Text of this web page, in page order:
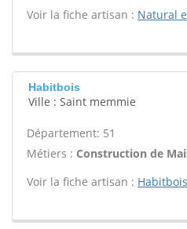
Voir la fiche artisan : Natural
Habitbois
Ville : Saint memmie
Département: 51
Métiers : Construction de
Voir la fiche artisan : Habitbois